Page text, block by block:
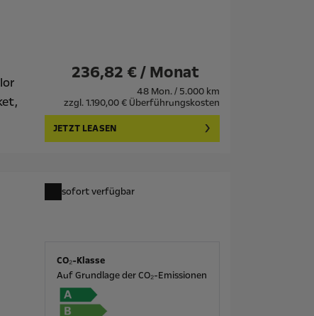
236,82 € / Monat
48 Mon. / 5.000 km
zzgl. 1.190,00 € Überführungskosten
JETZT LEASEN
sofort verfügbar
CO₂-Klasse
Auf Grundlage der CO₂-Emissionen